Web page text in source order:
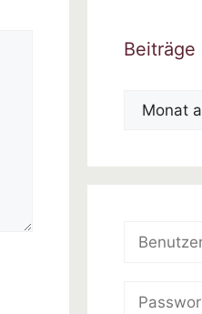
Beiträge
Beiträge